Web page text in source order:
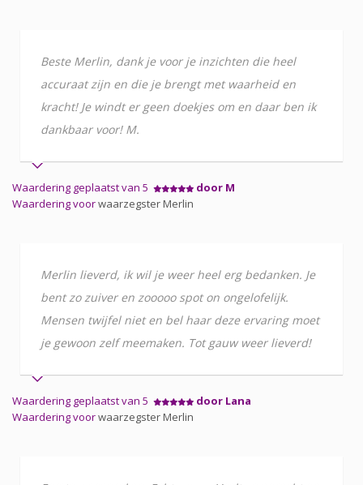
Beste Merlin, dank je voor je inzichten die heel
accuraat zijn en die je brengt met waarheid en
kracht! Je windt er geen doekjes om en daar ben ik
dankbaar voor! M.
Waardering geplaatst van 5
door M
Waardering voorwaarzegster Merlin
Merlin lieverd, ik wil je weer heel erg bedanken. Je
bent zo zuiver en zooooo spot on ongelofelijk.
Mensen twijfel niet en bel haar deze ervaring moet
je gewoon zelf meemaken. Tot gauw weer lieverd!
Waardering geplaatst van 5
door Lana
Waardering voorwaarzegster Merlin